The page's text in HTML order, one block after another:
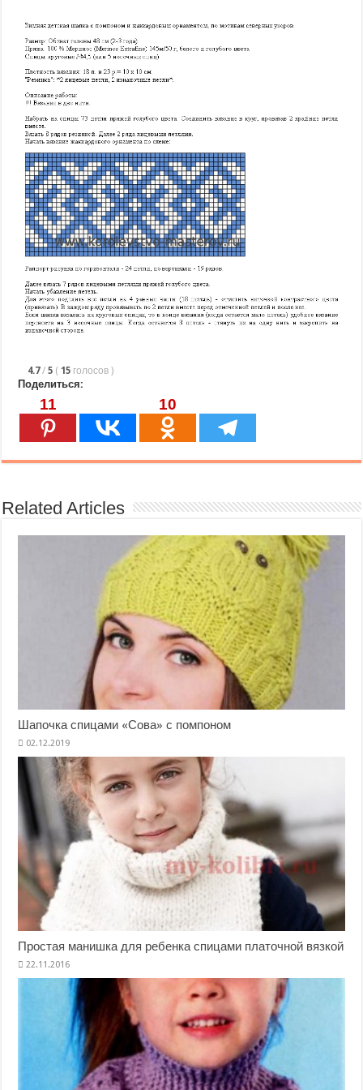
4.7 / 5 ( 15 голосов)
Поделиться:
11 10
Related Articles
Шапочка спицами «Сова» с помпоном
Простая манишка для ребенка спицами платочной вязкой